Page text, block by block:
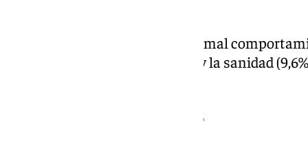
La calidad del empleo (13,7%), el mal
Gobierno y los partidos (10,4%) y la sanidad
PROBLEMAS PERSONALES